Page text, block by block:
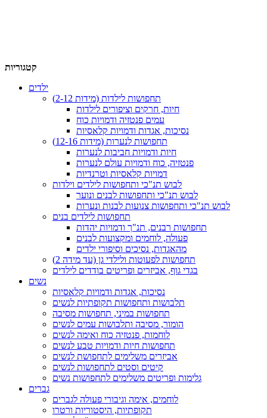
קטגוריות
ילדים
תחפושות לילדות (מידות 2-12)
חיות, חרקים וציפורים לילדות
עמים פנטזיה ודמויות כוח
נסיכות, אגדות ודמויות קלאסיות
תחפושות לנערות (מידות 12-16)
חיות ודמויות חביבות לנערות
פנטזיה, כוח ודמויות עולם לנערות
דמויות קלאסיות וטרנדיות
לבוש תנ"כי ותחפושות לילדים וילדות
לבוש תנ"כי ותחפושות לבנים ונוער
לבוש תנ"כי ותחפושות צנועות לבנות ונערות
תחפושות לילדים בנים
תחפושות רבנים, תנ"ך ודמויות יהדות
פעולה, לוחמים ומקצועות לבנים
מהאגדות, נסיכים וסיפורי ילדים
תחפושות לפעוטות ולילדי גן (עד מידה 2)
בגדי גוף, אביזרים ופריטים בודדים לילדים
נשים
נסיכות, אגדות ודמויות קלאסיות
תלבושות ותחפושות תקופתיות לנשים
תחפושות במיני, תחפושות מסיבה
הומור, מסיבה ותלבושות עמים לנשים
לוחמות, פנטזיה כוח ואימה לנשים
תחפושות חיות ודמויות טבע לנשים
אביזרים משלימים לתחפושת לנשים
קיטים וסטים לתחפושות לנשים
גלימות ופריטים משלימים לתחפושות נשים
גברים
לוחמים, אימה וגיבורי פעולה לגברים
תקופתיות, היסטוריות ורטרו